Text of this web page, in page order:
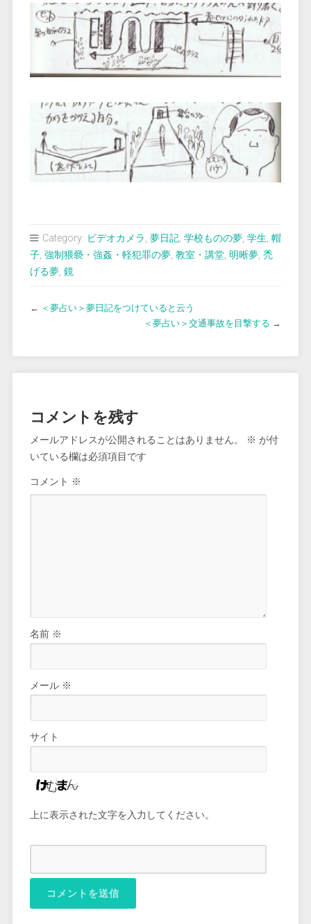
Category: ビデオカメラ, 夢日記, 学校ものの夢, 学生, 帽
子, 強制猥褻・強姦・軽犯罪の夢, 教室・講堂, 明晰夢, 禿
げる夢, 鏡
← ＜夢占い＞夢日記をつけていると云う
＜夢占い＞交通事故を目撃する →
コメントを残す
メールアドレスが公開されることはありません。 ※ が付
いている欄は必須項目です
コメント ※
名前 ※
メール ※
サイト
上に表示された文字を入力してください。